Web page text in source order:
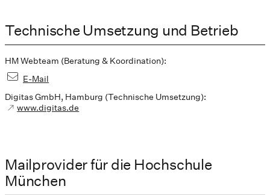
Technische Umsetzung und Betrieb
HM Webteam (Beratung & Koordination):
E-Mail
Digitas GmbH, Hamburg (Technische Umsetzung):
www.digitas.de
Mailprovider für die Hochschule
München